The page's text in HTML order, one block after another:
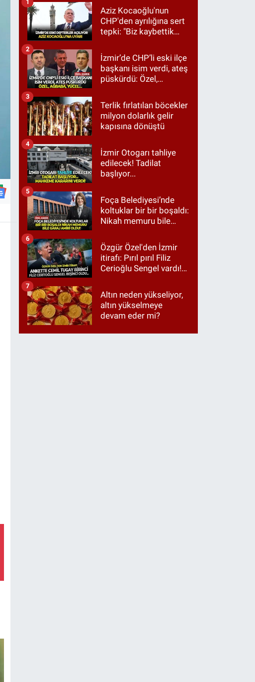
Aziz Kocaoğlu'nun
CHP'den ayrılığına sert
tepki: "Biz kaybettik
etmedik"
1
İzmir’de CHP’li eski ilçe
başkanı isim verdi, ateş
püskürdü: Özel,
2
Terlik fırlatılan böcekler
milyon dolarlık gelir
kapısına dönüştü
3
İzmir Otogarı tahliye
edilecek! Tadilat
başlıyor...
4
Foça Belediyesi’nde
koltuklar bir bir boşaldı:
Nikah memuru bile
5
Özgür Özel'den İzmir
itirafı: Pırıl pırıl Filiz
Cerioğlu Sengel vardı!
Tugay birinci çıktı
6
Altın neden yükseliyor,
altın yükselmeye
devam eder mi?
7